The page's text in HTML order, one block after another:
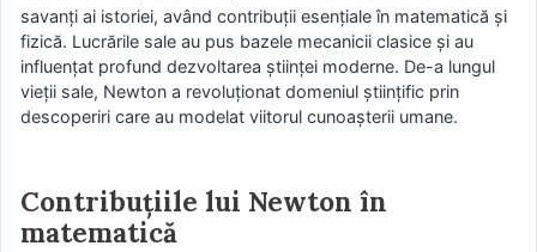
savanți ai istoriei, având contribuții esențiale în matematică și
fizică. Lucrările sale au pus bazele mecanicii clasice și au
influențat profund dezvoltarea științei moderne. De-a lungul
vieții sale, Newton a revoluționat domeniul științific prin
descoperiri care au modelat viitorul cunoașterii umane.
Contribuțiile lui Newton în
matematică